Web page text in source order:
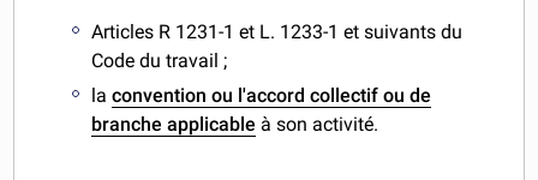
Articles R 1231-1 et L. 1233-1 et suivants du
Code du travail ;
laconvention ou l'accord collectif ou de
branche applicable à son activité.